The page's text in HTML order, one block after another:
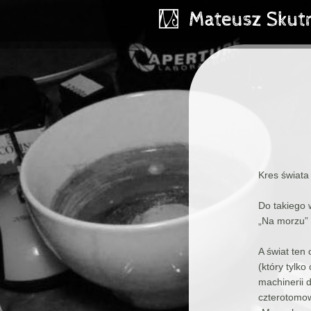
Kres świata
Do takiego
„Na
A świat ten
(który tylko
machinerii